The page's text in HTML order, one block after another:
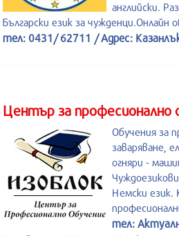
английски.
Български език за чужденци.Онлайн
тел: 0431/ 62711 / Адрес:
Център за
Обучения за
заваряване,
огняри -
Немски
тел: